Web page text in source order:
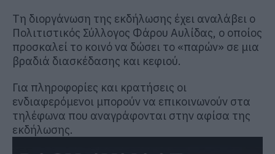
Τη διοργάνωση της εκδήλωσης έχει αναλάβει ο
Πολιτιστικός Σύλλογος Φάρου Αυλίδας, ο οποίος
προσκαλεί το κοινό να δώσει το «παρών» σε μια
βραδιά διασκέδασης και κεφιού.
Για πληροφορίες και κρατήσεις οι
ενδιαφερόμενοι μπορούν να επικοινωνούν στα
τηλέφωνα που αναγράφονται στην αφίσα της
εκδήλωσης.